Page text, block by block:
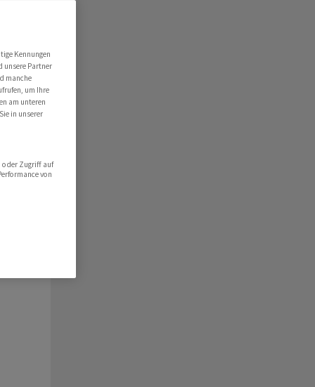
Kennungen
unsere Partner
manche
um Ihre
am unteren
in unserer
oder Zugriff auf
von